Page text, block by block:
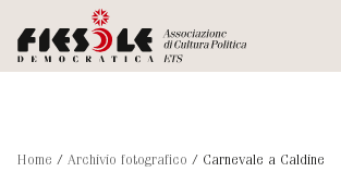
Home / Archivio fotografico / Carnevale a Caldine